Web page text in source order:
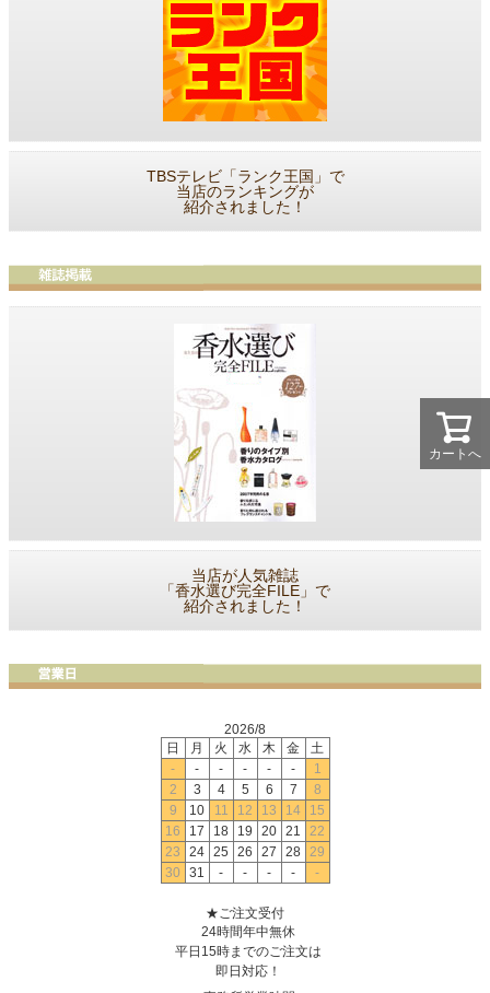
カートへ
TBSテレビ「ランク王国」で
当店のランキングが
紹介されました！
当店が人気雑誌
「香水選び完全FILE」で
紹介されました！
2026/8
日
月 火 水 木 金
土
-
- - - - -
1
2
3 4 5 6 7
8
9
10 11 12 13 14
15
16
17 18 19 20 21
22
23
24 25 26 27 28 29
30
31 - - - - -
★ご注文受付
24時間年中無休
平日15時までのご注文は
即日対応！